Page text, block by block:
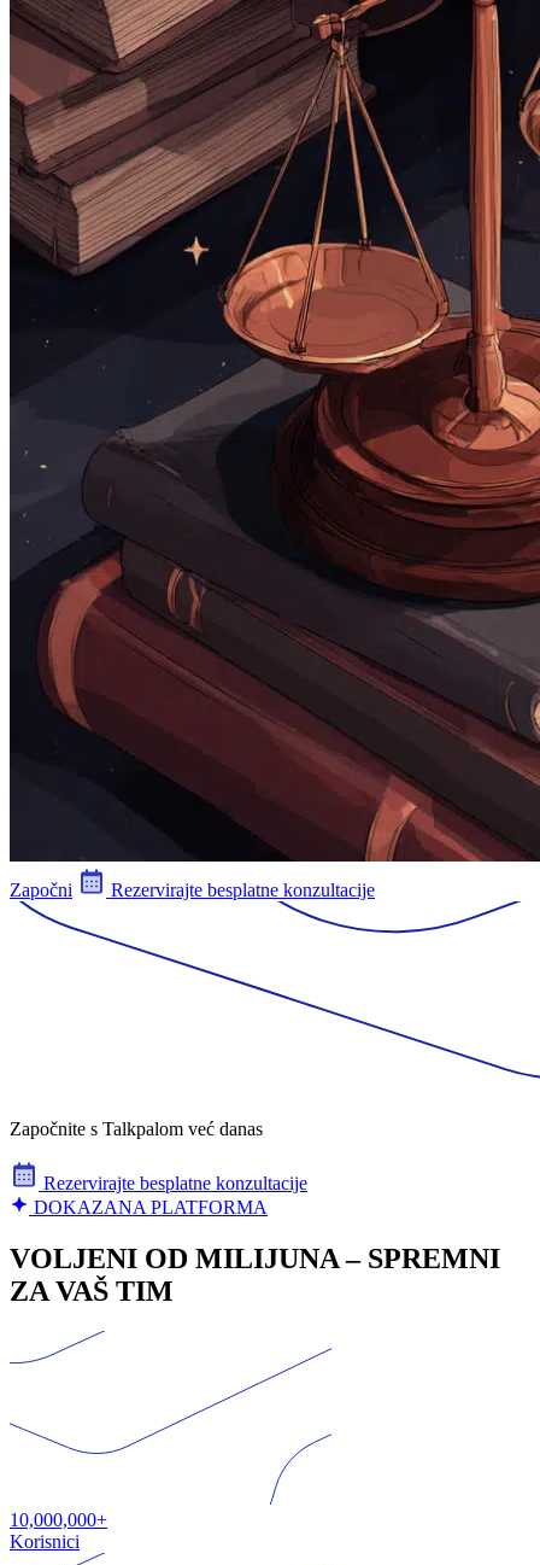
Započni Rezervirajte besplatne konzultacije
Započnite s Talkpalom već danas
Rezervirajte besplatne konzultacije
DOKAZANA PLATFORMA
VOLJENI OD MILIJUNA – SPREMNI
ZA VAŠ TIM
10,000,000+
Korisnici